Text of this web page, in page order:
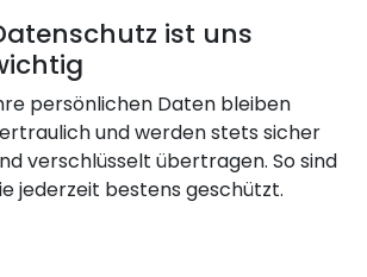
ist uns
persönlichen Daten bleiben
und werden stets sicher
verschlüsselt übertragen. So sind
jederzeit bestens geschützt.